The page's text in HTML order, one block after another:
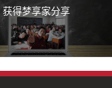
获得梦享家分享